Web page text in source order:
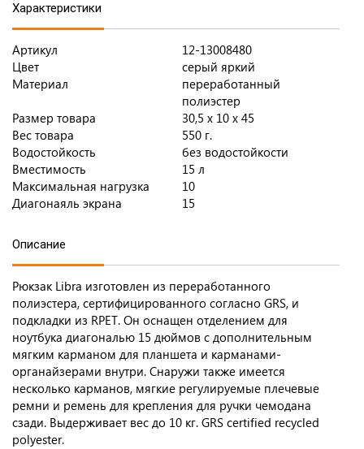
Характеристики
Артикул
12-13008480
Цвет
серый яркий
Материал
переработанный
полиэстер
Размер товара
30,5 х 10 х 45
Вес товара
550 г.
Водостойкость
без водостойкости
Вместимость
15 л
Максимальная нагрузка
10
Диагонаяль экрана
15
Описание
Рюкзак Libra изготовлен из переработанного
полиэстера, сертифицированного согласно GRS, и
подкладки из RPET. Он оснащен отделением для
ноутбука диагональю 15 дюймов с дополнительным
мягким карманом для планшета и карманами-
органайзерами внутри. Снаружи также имеется
несколько карманов, мягкие регулируемые плечевые
ремни и ремень для крепления для ручки чемодана
сзади. Выдерживает вес до 10 кг. GRS certified recycled
polyester.